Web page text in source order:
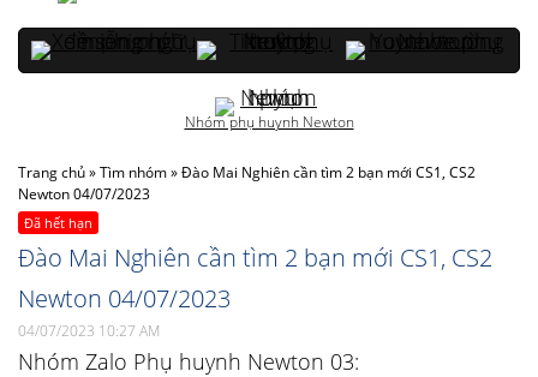
Trang chủ»Tìm nhóm»Đào Mai Nghiên cần tìm 2 bạn mới CS1, CS2
Newton 04/07/2023
Đã hết hạn
Đào Mai Nghiên cần tìm 2 bạn mới CS1, CS2
Newton 04/07/2023
04/07/2023 10:27 AM
Nhóm Zalo Phụ huynh Newton 03:
Nhóm phụ huynh Newton